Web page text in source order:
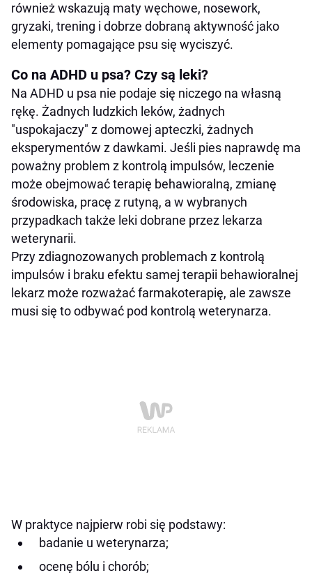
również wskazują maty węchowe, nosework,
gryzaki, trening i dobrze dobraną aktywność jako
elementy pomagające psu się wyciszyć.
Co na ADHD u psa? Czy są leki?
Na ADHD u psa nie podaje się niczego na własną
rękę. Żadnych ludzkich leków, żadnych
"uspokajaczy" z domowej apteczki, żadnych
eksperymentów z dawkami. Jeśli pies naprawdę ma
poważny problem z kontrolą impulsów, leczenie
może obejmować terapię behawioralną, zmianę
środowiska, pracę z rutyną, a w wybranych
przypadkach także leki dobrane przez lekarza
weterynarii.
Przy zdiagnozowanych problemach z kontrolą
impulsów i braku efektu samej terapii behawioralnej
lekarz może rozważać farmakoterapię, ale zawsze
musi się to odbywać pod kontrolą weterynarza.
W praktyce najpierw robi się podstawy:
badanie u weterynarza;
ocenę bólu i chorób;